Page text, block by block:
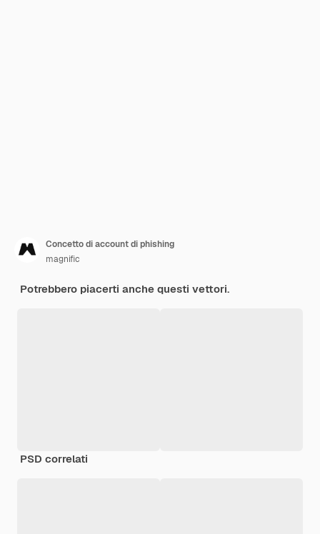
Concetto di account di phishing
magnific
Potrebbero piacerti anche questi vettori.
PSD correlati